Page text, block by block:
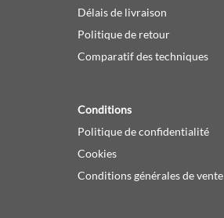
Délais de livraison
Politique de retour
Comparatif des techniques
Conditions
Politique de confidentialité
Cookies
Conditions générales de vente